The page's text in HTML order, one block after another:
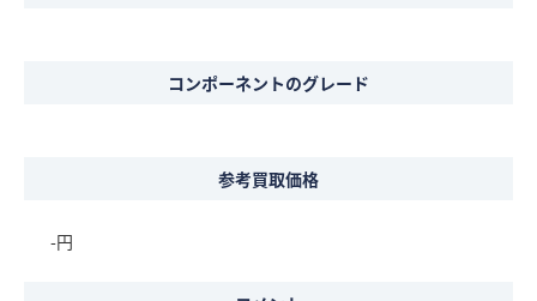
コンポーネントのグレード
参考買取価格
-円